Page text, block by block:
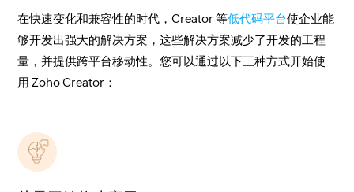
在快速变化和兼容性的时代，Creator 等低代码平台使企业能
够开发出强大的解决方案，这些解决方案减少了开发的工程
量，并提供跨平台移动性。您可以通过以下三种方式开始使
用 Zoho Creator：